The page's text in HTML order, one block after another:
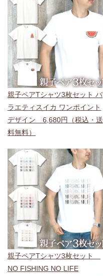
親子ペアTシャツ3枚セット バ
ラエティスイカ ワンポイント
デザイン 6,680円（税込・送
料無料）
親子ペアTシャツ3枚セット
NO FISHING NO LIFE